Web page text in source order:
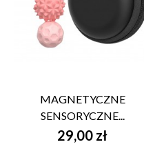
MAGNETYCZNE
SENSORYCZNE...
29,00 zł